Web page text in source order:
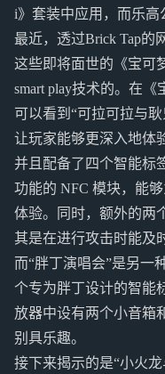
i》套装中应用，而乐高
最近，透过Brick Tap的
这些即将面世的《宝可
smart play技术的。在《
可以看到“可拉可拉与
让玩家能够更深入地体
并且配备了四个智能标
功能的 NFC 模块，能
体验。同时，额外的两
其是在进行攻击时能及
而“胖丁演唱会”是另一
个专为胖丁设计的智能
放器中设有两个小音箱
别具乐趣。
接下来揭示的是“小火